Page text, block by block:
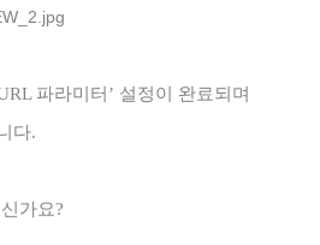
파라미터’ 설정이 완료되며
다.
가요?